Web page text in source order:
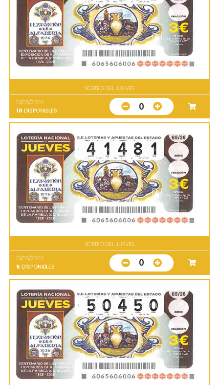
SORTEO DEL JUEVES
13/08/2026
10 DISPONIBLES 0
SORTEO DEL JUEVES
13/08/2026
5 DISPONIBLES 0